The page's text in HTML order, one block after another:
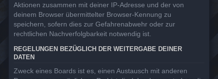
Aktionen zusammen mit deiner IP-Adresse und der von
deinem Browser übermittelter Browser-Kennung zu
speichern, sofern dies zur Gefahrenabwehr oder zur
rechtlichen Nachverfolgbarkeit notwendig ist.
REGELUNGEN BEZÜGLICH DER WEITERGABE DEINER
DATEN
Zweck eines Boards ist es, einen Austausch mit anderen